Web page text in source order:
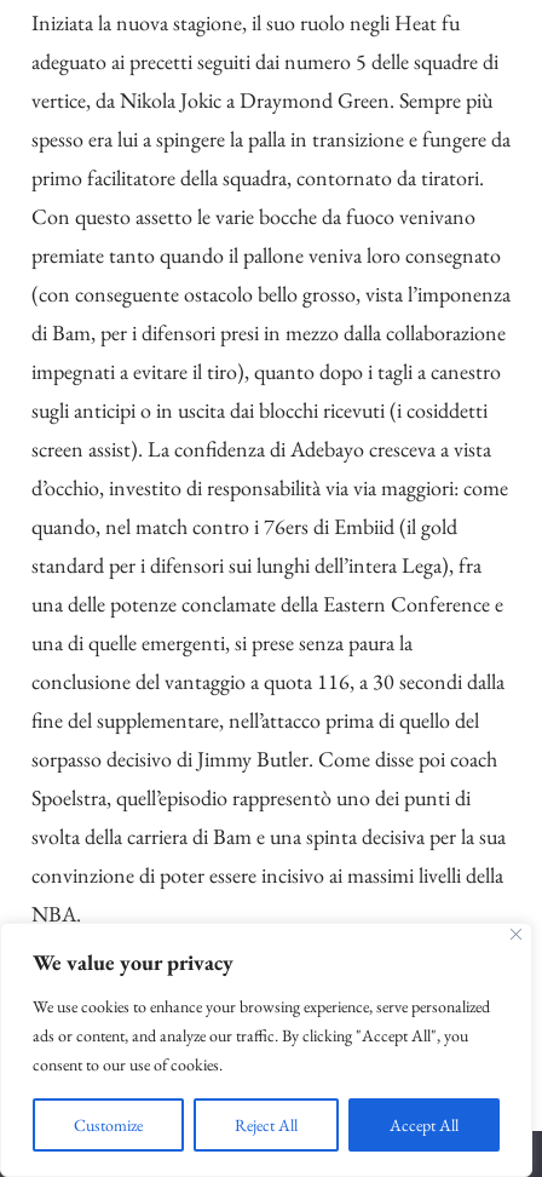
We value your privacy
We use cookies to enhance your browsing experience, serve personalized
ads or content, and analyze our traffic. By clicking "Accept All", you
consent to our use of cookies.
Customize Reject All Accept All
Iniziata la nuova stagione, il suo ruolo negli Heat fu
adeguato ai precetti seguiti dai numero 5 delle squadre di
vertice, da Nikola Jokic a Draymond Green. Sempre più
spesso era lui a spingere la palla in transizione e fungere da
primo facilitatore della squadra, contornato da tiratori.
Con questo assetto le varie bocche da fuoco venivano
premiate tanto quando il pallone veniva loro consegnato
(con conseguente ostacolo bello grosso, vista l’imponenza
di Bam, per i difensori presi in mezzo dalla collaborazione
impegnati a evitare il tiro), quanto dopo i tagli a canestro
sugli anticipi o in uscita dai blocchi ricevuti (i cosiddetti
screen assist). La confidenza di Adebayo cresceva a vista
d’occhio, investito di responsabilità via via maggiori: come
quando, nel match contro i 76ers di Embiid (il gold
standard per i difensori sui lunghi dell’intera Lega), fra
una delle potenze conclamate della Eastern Conference e
una di quelle emergenti, si prese senza paura la
conclusione del vantaggio a quota 116, a 30 secondi dalla
fine del supplementare, nell’attacco prima di quello del
sorpasso decisivo di Jimmy Butler. Come disse poi coach
Spoelstra, quell’episodio rappresentò uno dei punti di
svolta della carriera di Bam e una spinta decisiva per la sua
convinzione di poter essere incisivo ai massimi livelli della
NBA.